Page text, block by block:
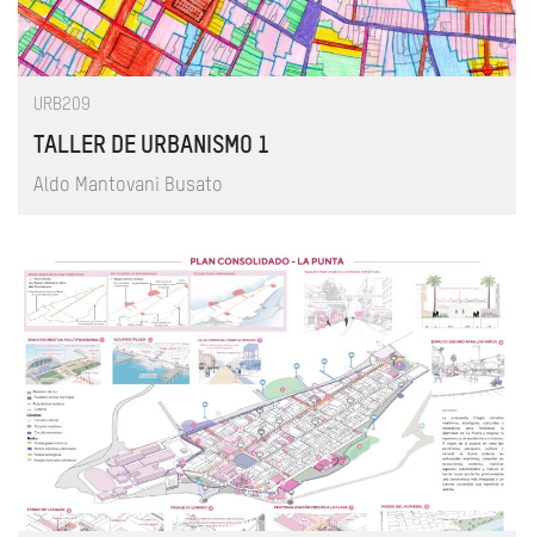
URB209
TALLER DE URBANISMO 1
Aldo Mantovani Busato